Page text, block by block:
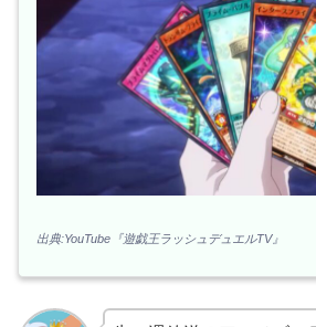
出典:YouTube『遊戯王ラッシュデュエルTV』